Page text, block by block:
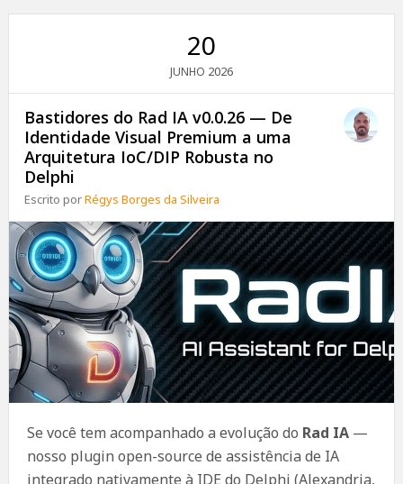
20
JUNHO 2026
Bastidores do Rad IA v0.0.26 — De
Identidade Visual Premium a uma
Arquitetura IoC/DIP Robusta no
Delphi
Escrito porRégys Borges da Silveira
Se você tem acompanhado a evolução do Rad IA—
nosso plugin open-source de assistência de IA
integrado nativamente à IDE do Delphi (Alexandria,